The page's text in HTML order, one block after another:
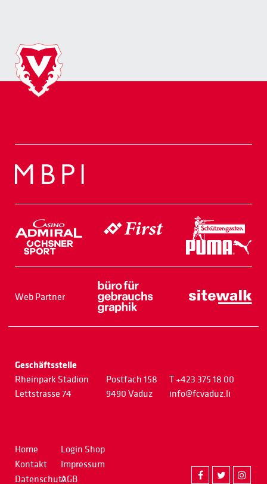
Web Partner
Geschäftsstelle
Rheinpark Stadion
Lettstrasse 74
Postfach 158
9490 Vaduz
T +423 375 18 00
info@fcvaduz.li
Home
Kontakt
Datenschutz
Login Shop
Impressum
AGB